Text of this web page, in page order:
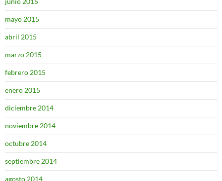
mayo 2015
abril 2015
marzo 2015
febrero 2015
enero 2015
diciembre 2014
noviembre 2014
octubre 2014
septiembre 2014
agosto 2014